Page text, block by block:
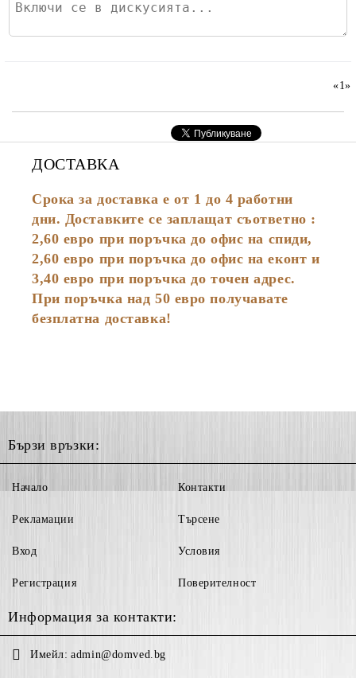
«1»
ДОСТАВКА
Срока за доставка е от 1 до 4 работни
дни. Доставките се заплащат съответно :
2,60 евро при поръчка до офис на спиди,
2,60 евро при поръчка до офис на еконт и
3,40 евро при поръчка до точен адрес.
При поръчка над 50 евро получавате
безплатна доставка!
Бързи връзки:
Начало
Рекламации
Вход
Регистрация
Контакти
Търсене
Условия
Поверителност
Информация за контакти:
Имейл: admin@domved.bg